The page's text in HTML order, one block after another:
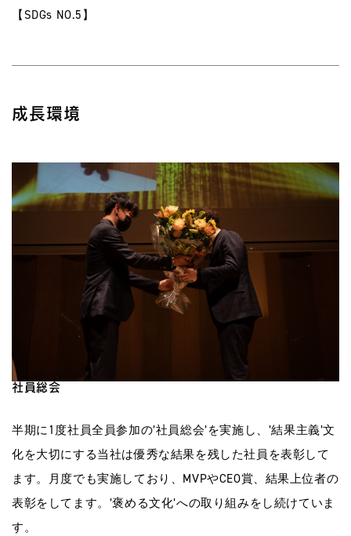
【SDGs NO.5】
成長環境
社員総会
半期に1度社員全員参加の’社員総会’を実施し、’結果主義’文
化を大切にする当社は優秀な結果を残した社員を表彰して
ます。月度でも実施しており、MVPやCEO賞、結果上位者の
表彰をしてます。’褒める文化’への取り組みをし続けていま
す。